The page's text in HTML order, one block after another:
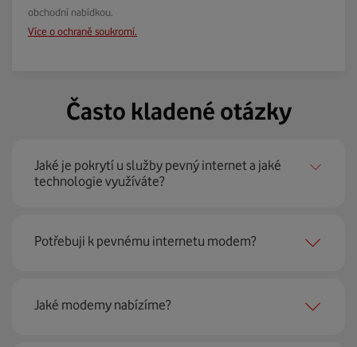
obchodní nabídkou.
Více o ochraně soukromí.
Často kladené otázky
Jaké je pokrytí u služby pevný internet a jaké
technologie využíváte?
Pevný internet můžeme nabídnout
domácností
Potřebuji k pevnému internetu modem?
Ano, potřebujete. Rádi vám ho poskytneme na splátky. U
modemu od Vodafonu navíc garantujeme plnou
Jaké modemy nabízíme?